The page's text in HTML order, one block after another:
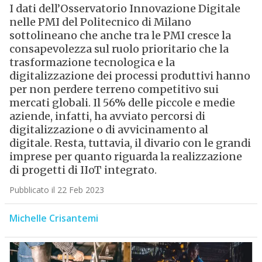
I dati dell’Osservatorio Innovazione Digitale
nelle PMI del Politecnico di Milano
sottolineano che anche tra le PMI cresce la
consapevolezza sul ruolo prioritario che la
trasformazione tecnologica e la
digitalizzazione dei processi produttivi hanno
per non perdere terreno competitivo sui
mercati globali. Il 56% delle piccole e medie
aziende, infatti, ha avviato percorsi di
digitalizzazione o di avvicinamento al
digitale. Resta, tuttavia, il divario con le grandi
imprese per quanto riguarda la realizzazione
di progetti di IIoT integrato.
Pubblicato il 22 Feb 2023
Michelle Crisantemi